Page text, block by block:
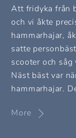
Att fridyka från
och vi åkte
hammarhajar,
satte
scooter och
Näst bäst var
hammarhajar.
More